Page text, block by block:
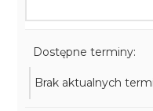
Dostępne terminy:
Brak aktualnych